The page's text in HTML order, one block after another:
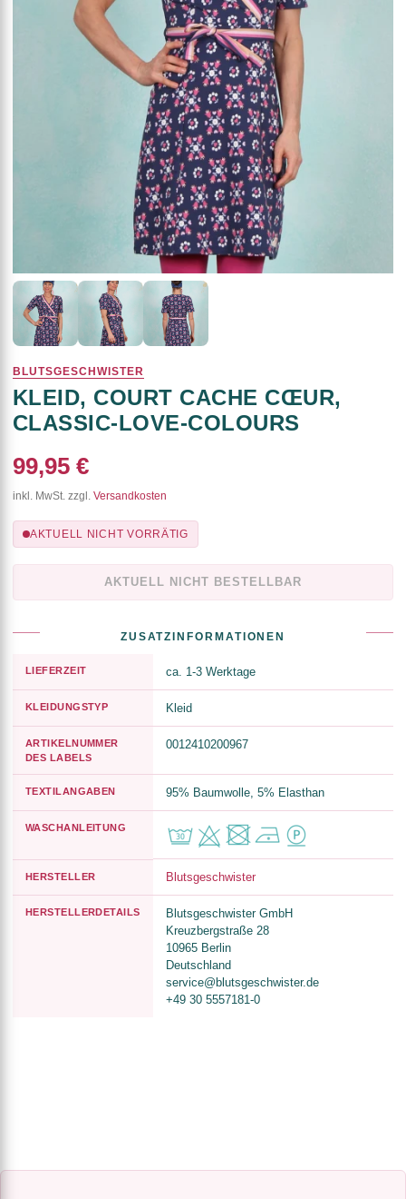
BLUTSGESCHWISTER
KLEID, COURT CACHE CŒUR,
CLASSIC-LOVE-COLOURS
99,95 €
inkl. MwSt. zzgl. Versandkosten
AKTUELL NICHT VORRÄTIG
AKTUELL NICHT BESTELLBAR
ZUSATZINFORMATIONEN
LIEFERZEIT ca. 1-3 Werktage
KLEIDUNGSTYP Kleid
ARTIKELNUMMER
DES LABELS
0012410200967
TEXTILANGABEN 95% Baumwolle, 5% Elasthan
WASCHANLEITUNG
HERSTELLER Blutsgeschwister
HERSTELLERDETAILS
Blutsgeschwister GmbH
Kreuzbergstraße 28
10965 Berlin
Deutschland
service@blutsgeschwister.de
+49 30 5557181-0